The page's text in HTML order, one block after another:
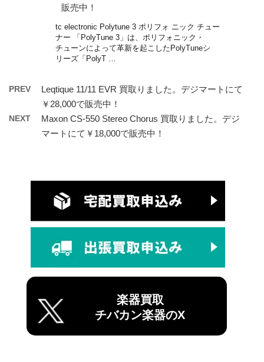
販売中！
tc electronic Polytune 3 ポリフォ ニック チュー
ナー 「PolyTune 3」は、ポリフォニック・
チューンによって革新を起こしたPolyTuneシ
リーズ「PolyT …
PREV
Leqtique 11/11 EVR 買取りました。デジマートにて
￥28,000で販売中！
NEXT
Maxon CS-550 Stereo Chorus 買取りました。デジ
マートにて￥18,000で販売中！
楽器買取
チバカン楽器のX